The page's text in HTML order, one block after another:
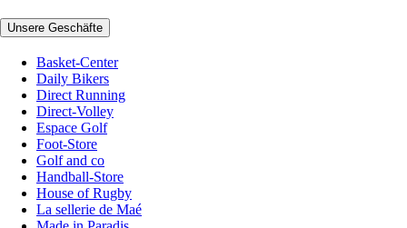
Unsere Geschäfte
Basket-Center
Daily Bikers
Direct Running
Direct-Volley
Espace Golf
Foot-Store
Golf and co
Handball-Store
House of Rugby
La sellerie de Maé